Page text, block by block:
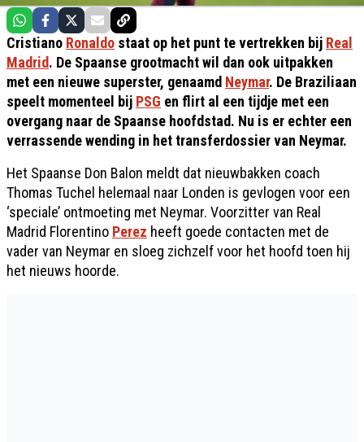
Cristiano Ronaldo staat op het punt te vertrekken bij Real
Madrid. De Spaanse grootmacht wil dan ook uitpakken
met een nieuwe superster, genaamd Neymar. De Braziliaan
speelt momenteel bij PSG en flirt al een tijdje met een
overgang naar de Spaanse hoofdstad. Nu is er echter een
verrassende wending in het transferdossier van Neymar.
Het Spaanse Don Balon meldt dat nieuwbakken coach
Thomas Tuchel helemaal naar Londen is gevlogen voor een
‘speciale’ ontmoeting met Neymar. Voorzitter van Real
Madrid Florentino Perez heeft goede contacten met de
vader van Neymar en sloeg zichzelf voor het hoofd toen hij
het nieuws hoorde.